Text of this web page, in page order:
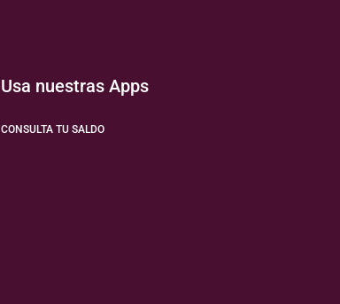
Usa nuestras Apps
CONSULTA TU SALDO